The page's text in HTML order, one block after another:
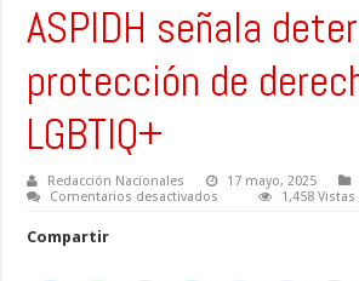
ASPIDH señala
protección de
LGBTIQ+
Redacción Nacionales 17 mayo, 2025
Comentarios desactivados
1,458 Vistas
Compartir